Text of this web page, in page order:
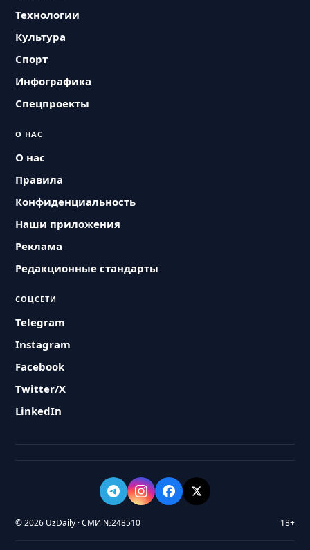
Технологии
Культура
Спорт
Инфографика
Спецпроекты
О НАС
О нас
Правила
Конфиденциальность
Наши приложения
Реклама
Редакционные стандарты
СОЦСЕТИ
Telegram
Instagram
Facebook
Twitter/X
LinkedIn
© 2026 UzDaily · СМИ №248510 18+